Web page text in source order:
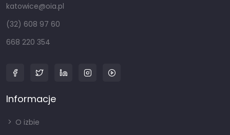
katowice@oia.pl
(32) 608 97 60
668 220 354
Informacje
O izbie